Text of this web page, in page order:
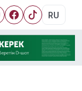
RU